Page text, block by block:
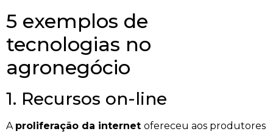
5 exemplos de
tecnologias no
agronegócio
1. Recursos on-line
A proliferação da internet ofereceu aos produtores